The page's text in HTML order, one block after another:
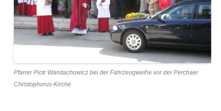
Pfarrer Piotr Wandachowicz bei der Fahrzeugweihe vor der Perchaer
Christophorus-Kirche